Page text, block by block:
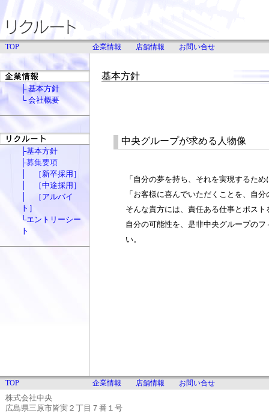
TOP 企業情報 店舗情報 お問い合せ
├ 基本方針
└ 会社概要
├基本方針
├募集要項
│ ［新卒採用］
│ ［中途採用］
│ ［アルバイ
ト］
└エントリーシー
ト
基本方針
中央グループが求める人物像
「自分の夢を持ち、それを実現するた
「お客様に喜んでいただくことを、自
そんな貴方には、責任ある仕事とポス
自分の可能性を、是非中央グループの
い。
TOP 企業情報 店舗情報
お問い合せ
株式会社中央
広島県三原市皆実２丁目７番１号